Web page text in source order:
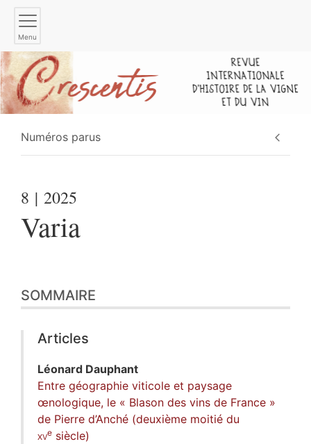
Menu
Numéros parus
8 | 2025
Varia
SOMMAIRE
Articles
Léonard Dauphant
Entre géographie viticole et paysage
œnologique, le « Blason des vins de France »
de Pierre d’Anché (deuxième moitié du
xve siècle)